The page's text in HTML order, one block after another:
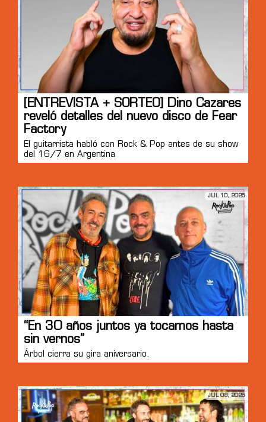
[ENTREVISTA + SORTEO] Dino Cazares
reveló detalles del nuevo disco de Fear
Factory
El guitarrista habló con Rock & Pop antes de su show
del 16/7 en Argentina
JUL 10, 2026
“En 30 años juntos ya tocamos hasta
sin vernos”
Árbol cierra su gira aniversario.
JUL 08, 2026